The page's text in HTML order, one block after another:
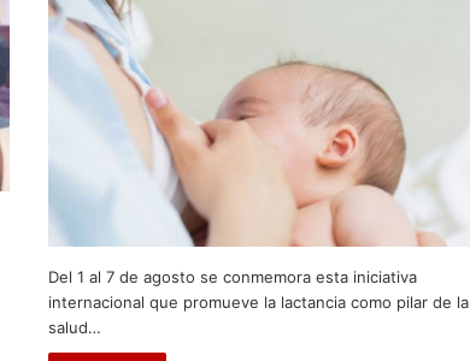
Del 1 al 7 de agosto se conmemora esta iniciativa
internacional que promueve la lactancia como pilar de la
salud…